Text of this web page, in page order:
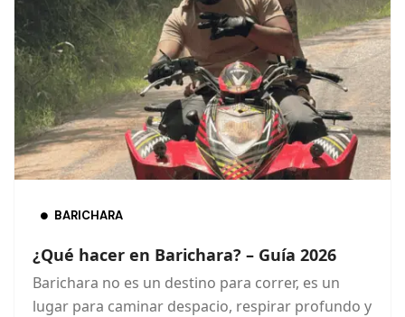
BARICHARA
¿Qué hacer en Barichara? – Guía 2026
Barichara no es un destino para correr, es un
lugar para caminar despacio, respirar profundo y